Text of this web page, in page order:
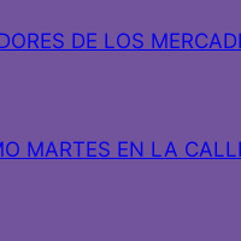
DE LOS
MARTES EN LA